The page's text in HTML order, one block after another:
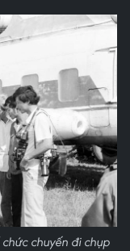
chuyến đi chụp